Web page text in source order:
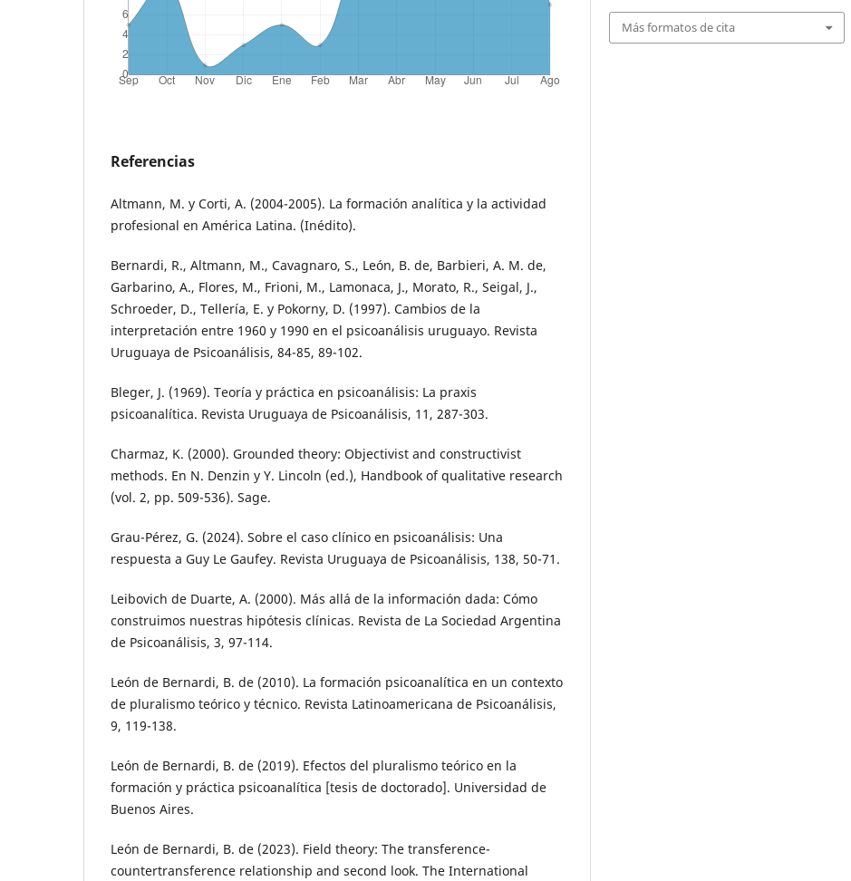
Referencias
Altmann, M. y Corti, A. (2004-2005). La formación analítica y la actividad
profesional en América Latina. (Inédito).
Bernardi, R., Altmann, M., Cavagnaro, S., León, B. de, Barbieri, A. M. de,
Garbarino, A., Flores, M., Frioni, M., Lamonaca, J., Morato, R., Seigal, J.,
Schroeder, D., Tellería, E. y Pokorny, D. (1997). Cambios de la
interpretación entre 1960 y 1990 en el psicoanálisis uruguayo. Revista
Uruguaya de Psicoanálisis, 84-85, 89-102.
Bleger, J. (1969). Teoría y práctica en psicoanálisis: La praxis
psicoanalítica. Revista Uruguaya de Psicoanálisis, 11, 287-303.
Charmaz, K. (2000). Grounded theory: Objectivist and constructivist
methods. En N. Denzin y Y. Lincoln (ed.), Handbook of qualitative research
(vol. 2, pp. 509-536). Sage.
Grau-Pérez, G. (2024). Sobre el caso clínico en psicoanálisis: Una
respuesta a Guy Le Gaufey. Revista Uruguaya de Psicoanálisis, 138, 50-71.
Leibovich de Duarte, A. (2000). Más allá de la información dada: Cómo
construimos nuestras hipótesis clínicas. Revista de La Sociedad Argentina
de Psicoanálisis, 3, 97-114.
León de Bernardi, B. de (2010). La formación psicoanalítica en un contexto
de pluralismo teórico y técnico. Revista Latinoamericana de Psicoanálisis,
9, 119-138.
León de Bernardi, B. de (2019). Efectos del pluralismo teórico en la
formación y práctica psicoanalítica [tesis de doctorado]. Universidad de
Buenos Aires.
León de Bernardi, B. de (2023). Field theory: The transference-
countertransference relationship and second look. The International
Más formatos de cita